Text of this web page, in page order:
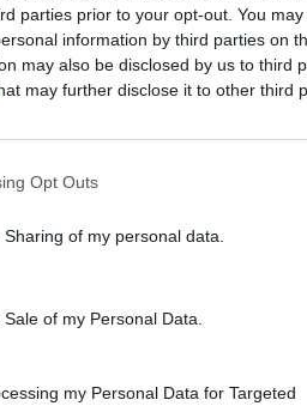
parties prior to your opt-out. You
information by third parties on
may also be disclosed by us to third
may further disclose it to other third
Opt Outs
of my personal data.
of my Personal Data.
my Personal Data for Targeted